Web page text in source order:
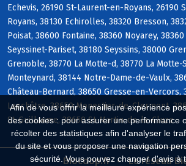
Afin de vous offrir la meilleure expérience
des cookies : pour assurer une performance
récolter des statistiques afin d'analyser le
du site et vous proposer une navigation
sécurité. Vous pouvez changer d'avis à
Echevis, 26190 St-Laurent-en-Royans, 26190
Royans, 38130 Echirolles, 38320 Bresson,
Poisat, 38600 Fontaine, 38360 Noyarey, 38360
Seyssinet-Pariset, 38180 Seyssins, 38000
Grenoble, 38770 La Motte-d, 38770 La Motte-
Monteynard, 38144 Notre-Dame-de-Vaulx,
Château-Bernard, 38650 Gresse-en-Vercors,
Lanchâtre, 38650 Monestier-de-Clermont,
St-Guillaume, 38650 St-Martin-de-la-Cluze
Biocoop.fr Le réseau